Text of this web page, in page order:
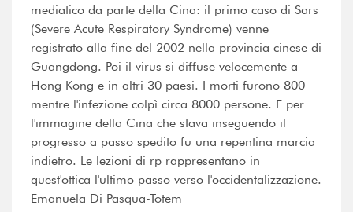
mediatico da parte della Cina: il primo caso di Sars
(Severe Acute Respiratory Syndrome) venne
registrato alla fine del 2002 nella provincia cinese di
Guangdong. Poi il virus si diffuse velocemente a
Hong Kong e in altri 30 paesi. I morti furono 800
mentre l'infezione colpì circa 8000 persone. E per
l'immagine della Cina che stava inseguendo il
progresso a passo spedito fu una repentina marcia
indietro. Le lezioni di rp rappresentano in
quest'ottica l'ultimo passo verso l'occidentalizzazione.
Emanuela Di Pasqua-Totem